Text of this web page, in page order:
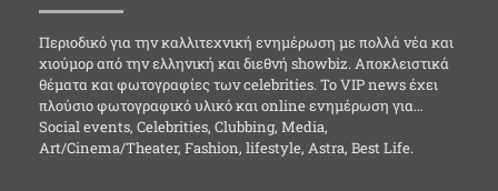
Περιοδικό για την καλλιτεχνική ενημέρωση με πολλά νέα και
χιούμορ από την ελληνική και διεθνή showbiz. Αποκλειστικά
θέματα και φωτογραφίες των celebrities. Το VIP news έχει
πλούσιο φωτογραφικό υλικό και online ενημέρωση για…
Social events, Celebrities, Clubbing, Media,
Art/Cinema/Theater, Fashion, lifestyle, Astra, Best Life.